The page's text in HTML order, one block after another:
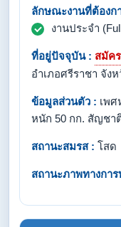
ลักษณะงานที่ต้องก
งานประจำ
ที่อยู่ปัจจุบัน : สมัค
อำเภอศรีราชา จัง
ข้อมูลส่วนตัว : เพศ
หนัก 50 กก. สัญชา
สถานะสมรส : โสด
สถานะภาพทางกา